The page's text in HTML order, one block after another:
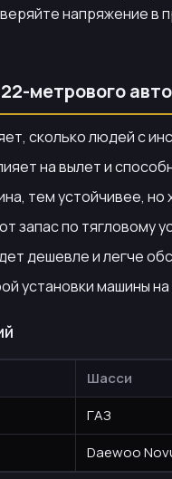
напряжение в
метрового
сколько людей с
на вылет и
тем устойчивее, но
запас по тягловому
дешевле и легче
установки машины на
Шасси
ГАЗ
Daewoo